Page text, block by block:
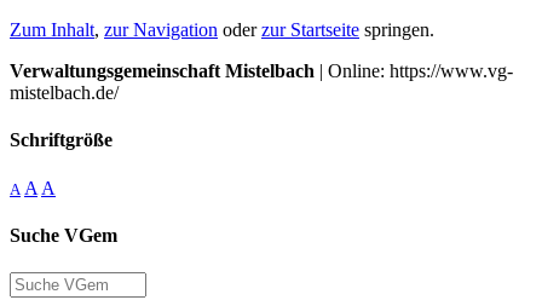
Zum Inhalt, zur Navigation oderzur Startseite springen.
Verwaltungsgemeinschaft Mistelbach | Online: https://www.vg-
mistelbach.de/
Schriftgröße
A A A
Suche VGem